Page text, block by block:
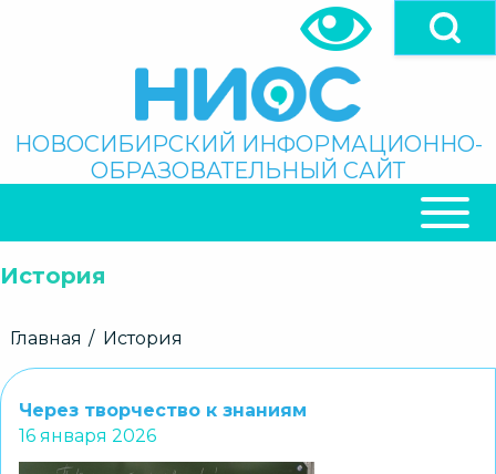
Поиск
НОВОСИБИРСКИЙ ИНФОРМАЦИОННО-
ОБРАЗОВАТЕЛЬНЫЙ САЙТ
НАВИГАЦИЯ
История
Строка
Главная История
Через творчество к знаниям
16 января 2026